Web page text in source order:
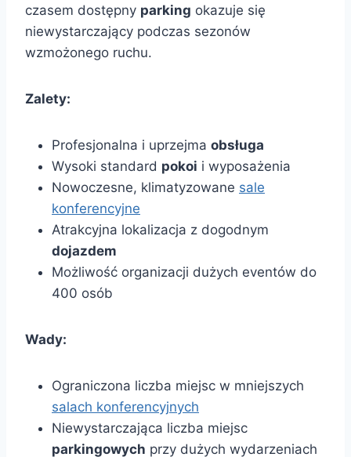
czasem dostępny parking okazuje się
niewystarczający podczas sezonów
wzmożonego ruchu.
Zalety:
Profesjonalna i uprzejma obsługa
Wysoki standard pokoi i wyposażenia
Nowoczesne, klimatyzowane sale
konferencyjne
Atrakcyjna lokalizacja z dogodnym
dojazdem
Możliwość organizacji dużych eventów do
400 osób
Wady:
Ograniczona liczba miejsc w mniejszych
salach konferencyjnych
Niewystarczająca liczba miejsc
parkingowych przy dużych wydarzeniach